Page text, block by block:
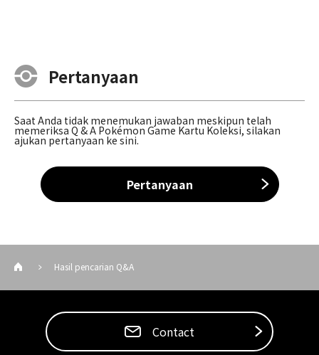
Pertanyaan
Saat Anda tidak menemukan jawaban meskipun telah
memeriksa Q & A Pokémon Game Kartu Koleksi, silakan
ajukan pertanyaan ke sini.
Pertanyaan
Hasil pencarian Q&A
Contact